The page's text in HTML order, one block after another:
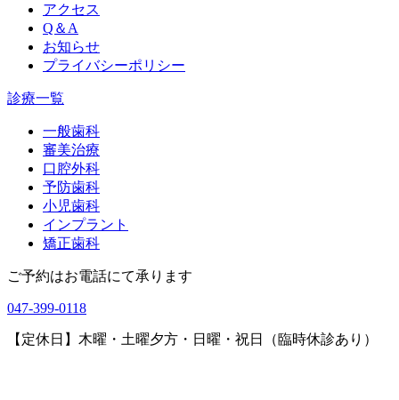
アクセス
Q＆A
お知らせ
プライバシーポリシー
診療一覧
一般歯科
審美治療
口腔外科
予防歯科
小児歯科
インプラント
矯正歯科
ご予約はお電話にて承ります
047-399-0118
【定休日】木曜・土曜夕方・日曜・祝日（臨時休診あり）